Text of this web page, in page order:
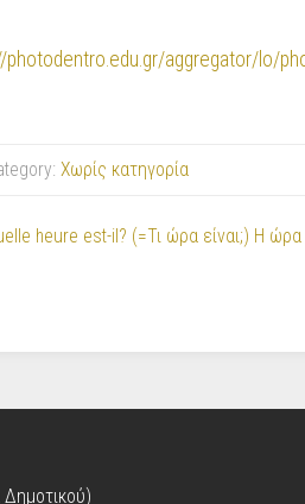
photodentro.edu.gr/aggregator/lo/
Χωρίς κατηγορία
heure est-il? (=Τι ώρα είναι;) Η